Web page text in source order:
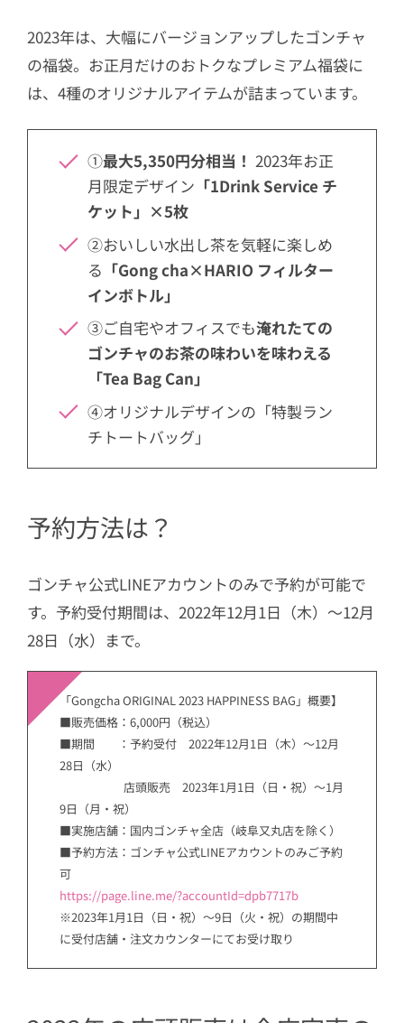
2023年は、大幅にバージョンアップしたゴンチャ
の福袋。お正月だけのおトクなプレミアム福袋に
は、4種のオリジナルアイテムが詰まっています。
①最大5,350円分相当！ 2023年お正
月限定デザイン 「1Drink Service チ
ケット」×5枚
②おいしい水出し茶を気軽に楽しめ
る 「Gong cha×HARIO フィルター
インボトル」
③ご自宅やオフィスでも淹れたての
ゴンチャのお茶の味わいを味わえる
「Tea Bag Can」
④オリジナルデザインの「特製ラン
チトートバッグ」
予約方法は？
ゴンチャ公式LINEアカウントのみで予約が可能で
す。予約受付期間は、2022年12月1日（木）～12月
28日（水）まで。
「Gongcha ORIGINAL 2023 HAPPINESS BAG」概要】
■販売価格：6,000円（税込）
■期間 ：予約受付 2022年12月1日（木）～12月
28日（水）
店頭販売 2023年1月1日（日・祝）～1月
9日（月・祝）
■実施店舗：国内ゴンチャ全店（岐阜又丸店を除く）
■予約方法：ゴンチャ公式LINEアカウントのみご予約
可
https://page.line.me/?accountId=dpb7717b
※2023年1月1日（日・祝）～9日（火・祝）の期間中
に受付店舗・注文カウンターにてお受け取り